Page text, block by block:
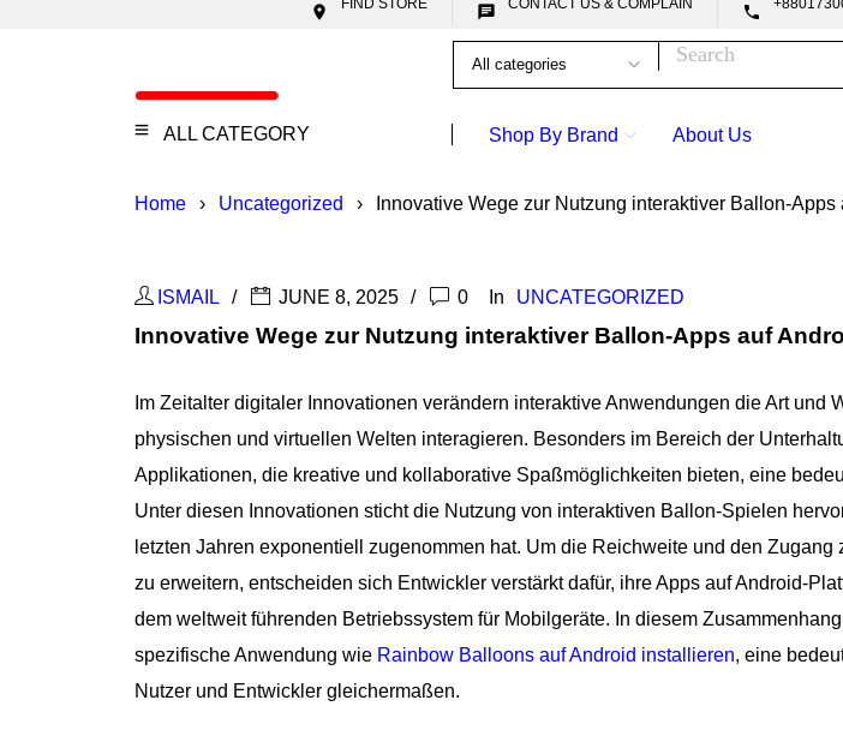
 FIND STORE  CONTACT US & COMPLAIN 
ALL CATEGORY Shop By Brand About Us
Home › Uncategorized › Innovative Wege zur Nutzung interaktiver Ballon-Apps
ISMAIL JUNE 8, 2025 0 In UNCATEGORIZED
Innovative Wege zur Nutzung interaktiver Ballon-Apps auf
Im Zeitalter digitaler Innovationen verändern interaktive Anwendungen die Art und
physischen und virtuellen Welten interagieren. Besonders im Bereich der
Applikationen, die kreative und kollaborative Spaßmöglichkeiten bieten, eine
Unter diesen Innovationen sticht die Nutzung von interaktiven Ballon-Spielen
letzten Jahren exponentiell zugenommen hat. Um die Reichweite und den Zugang
zu erweitern, entscheiden sich Entwickler verstärkt dafür, ihre Apps auf Android-
dem weltweit führenden Betriebssystem für Mobilgeräte. In diesem
spezifische Anwendung wie Rainbow Balloons auf Android installieren, eine
Nutzer und Entwickler gleichermaßen.